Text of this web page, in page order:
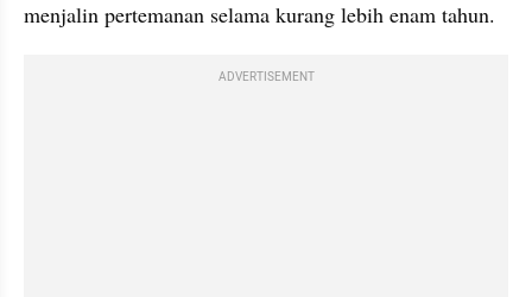
menjalin pertemanan selama kurang lebih enam tahun.
ADVERTISEMENT